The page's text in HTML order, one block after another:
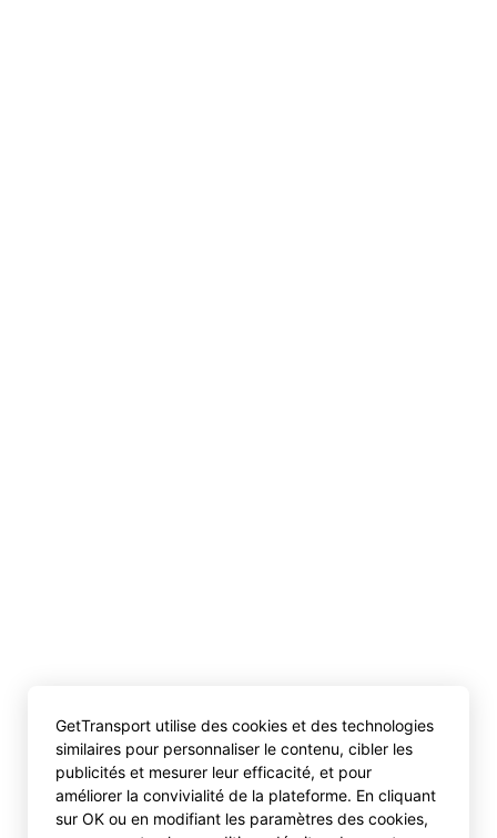
GetTransport utilise des cookies et des technologies
similaires pour personnaliser le contenu, cibler les
publicités et mesurer leur efficacité, et pour
améliorer la convivialité de la plateforme. En cliquant
sur OK ou en modifiant les paramètres des cookies,